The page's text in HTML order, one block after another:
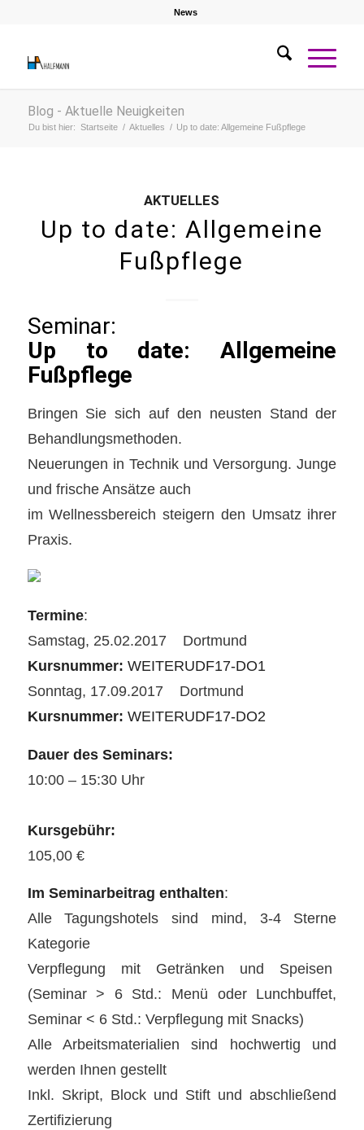
News
Blog - Aktuelle Neuigkeiten
Du bist hier: Startseite / Aktuelles / Up to date: Allgemeine Fußpflege
AKTUELLES
Up to date: Allgemeine
Fußpflege
Seminar:
Up to date: Allgemeine
Fußpflege
Bringen Sie sich auf den neusten Stand der
Behandlungsmethoden.
Neuerungen in Technik und Versorgung. Junge
und frische Ansätze auch
im Wellnessbereich steigern den Umsatz ihrer
Praxis.
Termine:
Samstag, 25.02.2017 Dortmund
Kursnummer: WEITERUDF17-DO1
Sonntag, 17.09.2017 Dortmund
Kursnummer: WEITERUDF17-DO2
Dauer des Seminars:
10:00 – 15:30 Uhr
Kursgebühr:
105,00 €
Im Seminarbeitrag enthalten:
Alle Tagungshotels sind mind, 3-4 Sterne
Kategorie
Verpflegung mit Getränken und Speisen
(Seminar > 6 Std.: Menü oder Lunchbuffet,
Seminar < 6 Std.: Verpflegung mit Snacks)
Alle Arbeitsmaterialien sind hochwertig und
werden Ihnen gestellt
Inkl. Skript, Block und Stift und abschließend
Zertifizierung